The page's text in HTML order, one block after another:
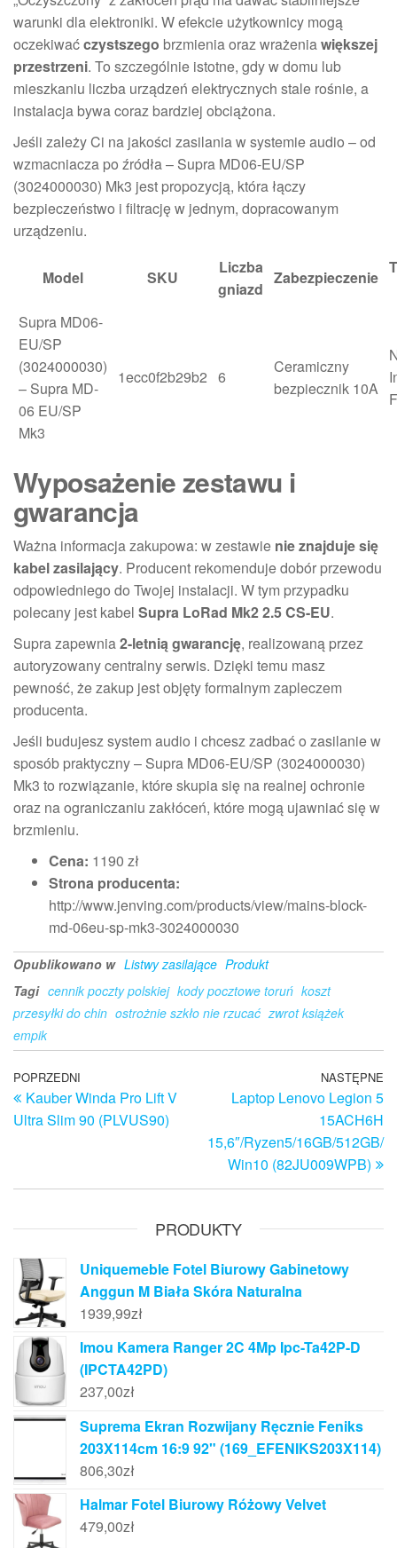
warunki dla elektroniki. W efekcie użytkownicy mogą
oczekiwaćczystszego brzmienia oraz wrażeniawiększej
przestrzeni. To szczególnie istotne, gdy w domu lub
mieszkaniu liczba urządzeń elektrycznych stale rośnie, a
instalacja bywa coraz bardziej obciążona.
Jeśli zależy Ci na jakości zasilania w systemie audio – od
wzmacniacza po źródła – Supra MD06-EU/SP
(3024000030) Mk3 jest propozycją, która łączy
bezpieczeństwo i filtrację w jednym, dopracowanym
urządzeniu.
Model SKU
Liczba
gniazd
Zabezpieczenie
Supra MD06-
EU/SP
(3024000030)
– Supra MD-
06 EU/SP
Mk3
1ecc0f2b29b2 6
Ceramiczny
bezpiecznik 10A
Wyposażenie zestawu i
gwarancja
Ważna informacja zakupowa: w zestawie nie znajduje się
kabel zasilający. Producent rekomenduje dobór przewodu
odpowiedniego do Twojej instalacji. W tym przypadku
polecany jest kabel Supra LoRad Mk2 2.5 CS-EU.
Supra zapewnia2-letnią gwarancję, realizowaną przez
autoryzowany centralny serwis. Dzięki temu masz
pewność, że zakup jest objęty formalnym zapleczem
producenta.
Jeśli budujesz system audio i chcesz zadbać o zasilanie w
sposób praktyczny – Supra MD06-EU/SP (3024000030)
Mk3 to rozwiązanie, które skupia się na realnej ochronie
oraz na ograniczaniu zakłóceń, które mogą ujawniać się w
brzmieniu.
Cena: 1190 zł
Strona producenta:
http://www.jenving.com/products/view/mains-block-
md-06eu-sp-mk3-3024000030
Opublikowano w Listwy zasilające Produkt
Tagi cennik poczty polskiej kody pocztowe toruń koszt
przesyłki do chin ostrożnie szkło nie rzucać zwrot książek
empik
Nawigacja
wpisu
Poprzedni
wpis
POPRZEDNI
Kauber Winda Pro Lift V
Ultra Slim 90 (PLVUS90)
NASTĘPNE
Laptop Lenovo Legion 5
15ACH6H
15,6″/Ryzen5/16GB/512GB/
Win10 (82JU009WPB)
PRODUKTY
Uniquemeble Fotel Biurowy Gabinetowy
Anggun M Biała Skóra Naturalna
1939,99zł
Imou Kamera Ranger 2C 4Mp Ipc-Ta42P-D
(IPCTA42PD)
237,00zł
Suprema Ekran Rozwijany Ręcznie Feniks
203X114cm 16:9 92" (169_EFENIKS203X114)
806,30zł
Halmar Fotel Biurowy Różowy Velvet
479,00zł